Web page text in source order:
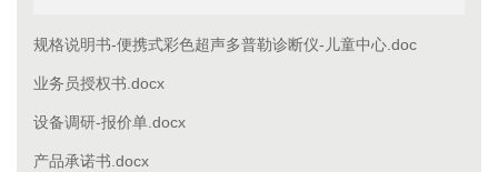
规格说明书-便携式彩色超声多普勒诊断仪-儿童中心.doc
业务员授权书.docx
设备调研-报价单.docx
产品承诺书.docx